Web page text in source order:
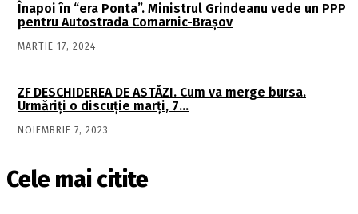
Înapoi în “era Ponta”. Ministrul Grindeanu vede un PPP
pentru Autostrada Comarnic-Brașov
MARTIE 17, 2024
ZF DESCHIDEREA DE ASTĂZI. Cum va merge bursa.
Urmăriţi o discuţie marţi, 7…
NOIEMBRIE 7, 2023
Cele mai citite